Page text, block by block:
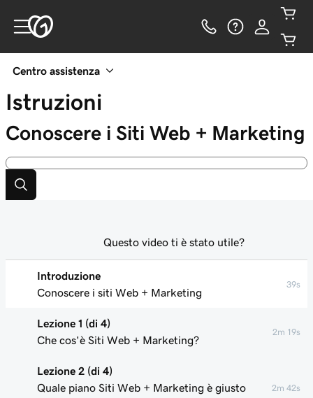
Centro assistenza
Istruzioni
Conoscere i Siti Web + Marketing
Introduzione
Conoscere i siti Web + Marketing
39s
Lezione 1 (di 4)
Che cos'è Siti Web + Marketing?
2m 19s
Lezione 2 (di 4)
Quale piano Siti Web + Marketing è giusto
2m 42s
Questo video ti è stato utile?